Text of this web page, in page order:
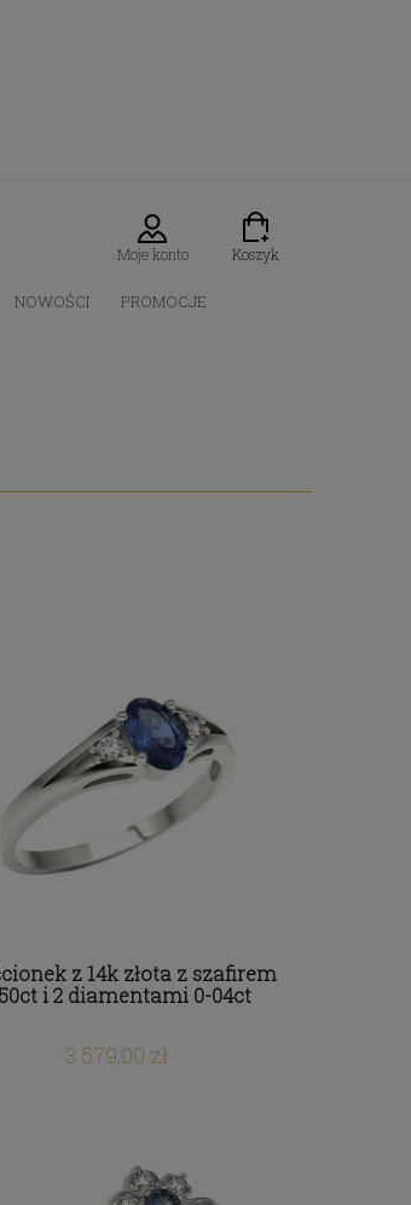
Koszyk
Moje konto
NOWOŚCI PROMOCJE
z 14k złota z szafirem
i 2 diamentami 0-04ct
3 579,00 zł